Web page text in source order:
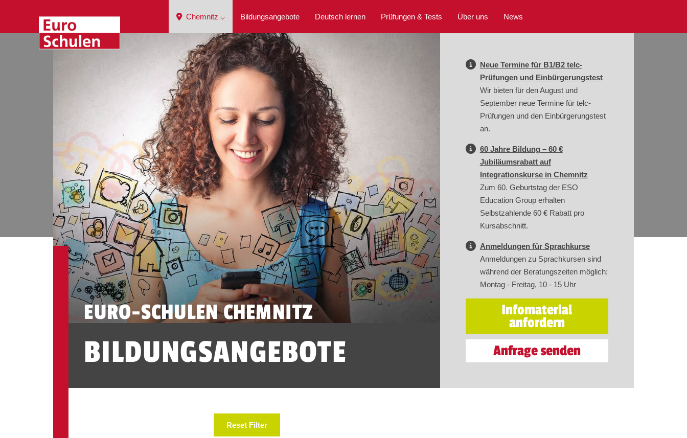
Chemnitz ⌵ Bildungsangebote Deutsch lernen Prüfungen & Tests Über uns News
EURO-SCHULEN CHEMNITZ
BILDUNGSANGEBOTE
Neue Termine für B1/B2 telc-
Prüfungen und Einbürgerungstest
Wir bieten für den August und
September neue Termine für telc-
Prüfungen und den Einbürgerungstest
an.
60 Jahre Bildung – 60 €
Jubiläumsrabatt auf
Integrationskurse in Chemnitz
Zum 60. Geburtstag der ESO
Education Group erhalten
Selbstzahlende 60 € Rabatt pro
Kursabschnitt.
Anmeldungen für Sprachkurse
Anmeldungen zu Sprachkursen sind
während der Beratungszeiten möglich:
Montag - Freitag, 10 - 15 Uhr
Infomaterial
anfordern
Anfrage senden
Reset Filter